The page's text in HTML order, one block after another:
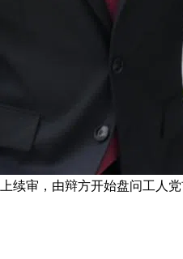
续审，由辩方开始盘问工人